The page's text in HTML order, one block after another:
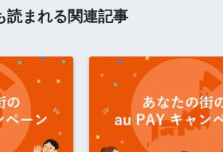
読まれる関連記事